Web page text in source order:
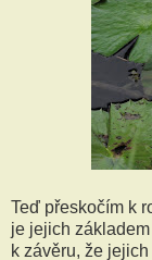
Teď přeskočím k
je jejich
k závěru, že